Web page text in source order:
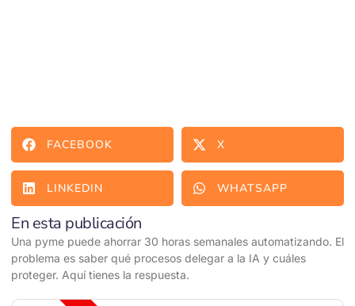
FACEBOOK X
LINKEDIN WHATSAPP
En esta publicación
Una pyme puede ahorrar 30 horas semanales automatizando. El
problema es saber qué procesos delegar a la IA y cuáles
proteger. Aquí tienes la respuesta.